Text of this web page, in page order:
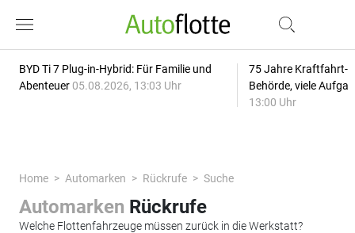
BYD Ti 7 Plug-in-Hybrid: Für Familie und
Abenteuer 05.08.2026, 13:03 Uhr
75 Jahre Kraftfahrt-
Behörde, viele
13:00 Uhr
Home Automarken Rückrufe Suche
Automarken Rückrufe
Welche Flottenfahrzeuge müssen zurück in die Werkstatt?